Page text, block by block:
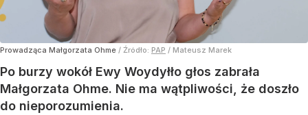
Prowadząca Małgorzata Ohme / Źródło: PAP / Mateusz Marek
Po burzy wokół Ewy Woydyłło głos zabrała
Małgorzata Ohme. Nie ma wątpliwości, że doszło
do nieporozumienia.